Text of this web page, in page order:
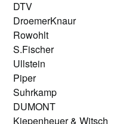
DTV
DroemerKnaur
Rowohlt
S.Fischer
Ullstein
Piper
Suhrkamp
DUMONT
Kiepenheuer & Witsch